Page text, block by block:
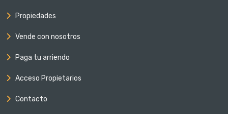
Propiedades
Vende con nosotros
Paga tu arriendo
Acceso Propietarios
Contacto